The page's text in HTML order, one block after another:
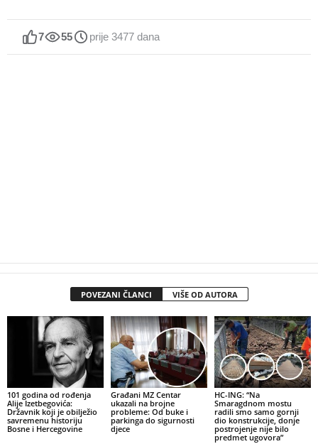
7 55 prije 3477 dana
POVEZANI ČLANCI VIŠE OD AUTORA
101 godina od rođenja
Alije Izetbegovića:
Državnik koji je obilježio
savremenu historiju
Bosne i Hercegovine
Građani MZ Centar
ukazali na brojne
probleme: Od buke i
parkinga do sigurnosti
djece
HC-ING: “Na
Smaragdnom mostu
radili smo samo gornji
dio konstrukcije, donje
postrojenje nije bilo
predmet ugovora”